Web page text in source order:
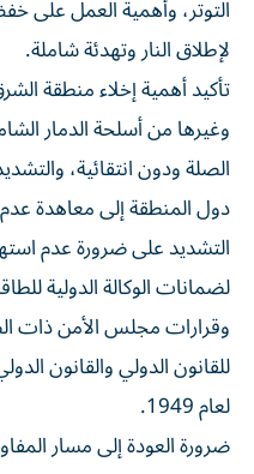
التوتر، وأهمية العمل على
لإطلاق النار وتهدئة شاملة.
⁠تأكيد أهمية إخلاء منطقة
وغيرها من أسلحة الدمار
الصلة ودون انتقائية،
دول المنطقة إلى معاهدة عدم
⁠التشديد على ضرورة عدم
لضمانات الوكالة الدولية
وقرارات مجلس الأمن ذات
للقانون الدولي والقانون
لعام 1949.
⁠ضرورة العودة إلى مسار